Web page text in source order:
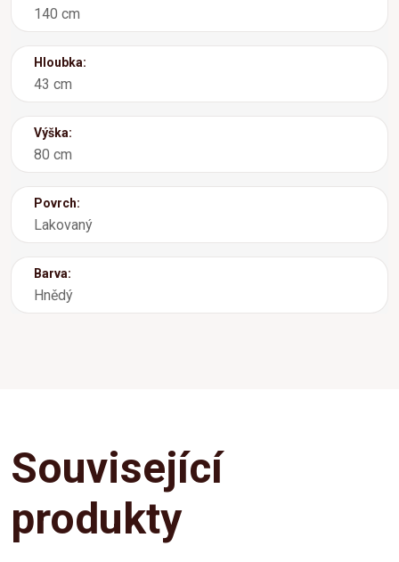
140 cm
Hloubka:
43 cm
Výška:
80 cm
Povrch:
Lakovaný
Barva:
Hnědý
Související
produkty